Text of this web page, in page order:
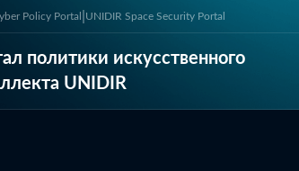
Policy Portal UNIDIR Space Security Portal
политики искусственного
UNIDIR